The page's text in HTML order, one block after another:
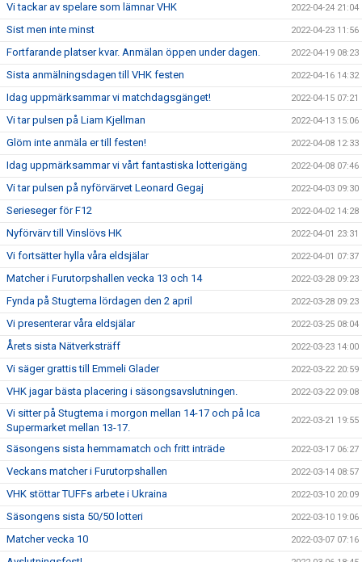
Vi tackar av spelare som lämnar VHK 2022-04-24 21:04
Sist men inte minst 2022-04-23 11:56
Fortfarande platser kvar. Anmälan öppen under dagen. 2022-04-19 08:23
Sista anmälningsdagen till VHK festen 2022-04-16 14:32
Idag uppmärksammar vi matchdagsgänget! 2022-04-15 07:21
Vi tar pulsen på Liam Kjellman 2022-04-13 15:06
Glöm inte anmäla er till festen! 2022-04-08 12:33
Idag uppmärksammar vi vårt fantastiska lotterigäng 2022-04-08 07:46
Vi tar pulsen på nyförvärvet Leonard Gegaj 2022-04-03 09:30
Serieseger för F12 2022-04-02 14:28
Nyförvärv till Vinslövs HK 2022-04-01 23:31
Vi fortsätter hylla våra eldsjälar 2022-04-01 07:37
Matcher i Furutorpshallen vecka 13 och 14 2022-03-28 09:23
Fynda på Stugtema lördagen den 2 april 2022-03-28 09:23
Vi presenterar våra eldsjälar 2022-03-25 08:04
Årets sista Nätverksträff 2022-03-23 14:00
Vi säger grattis till Emmeli Glader 2022-03-22 20:59
VHK jagar bästa placering i säsongsavslutningen. 2022-03-22 09:08
Vi sitter på Stugtema i morgon mellan 14-17 och på Ica
Supermarket mellan 13-17.
2022-03-21 19:55
Säsongens sista hemmamatch och fritt inträde 2022-03-17 06:27
Veckans matcher i Furutorpshallen 2022-03-14 08:57
VHK stöttar TUFFs arbete i Ukraina 2022-03-10 20:09
Säsongens sista 50/50 lotteri 2022-03-10 19:06
Matcher vecka 10 2022-03-07 07:16